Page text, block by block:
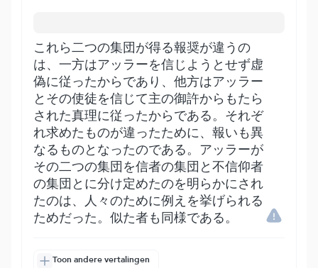
これら二つの集団が得る報奨が違うの
は、一方はアッラーを信じようとせず虚
偽に従ったからであり、他方はアッラー
とその使徒を信じて主の御許からもたら
された真理に従ったからである。それぞ
れ求めたものが違ったために、報いも異
なるものとなったのである。アッラーが
その二つの集団を信者の集団と不信仰者
の集団とに分け定めたのを明らかにされ
たのは、人々のために例えを挙げられる
ためだった。似た者も同様である。
Toon andere vertalingen